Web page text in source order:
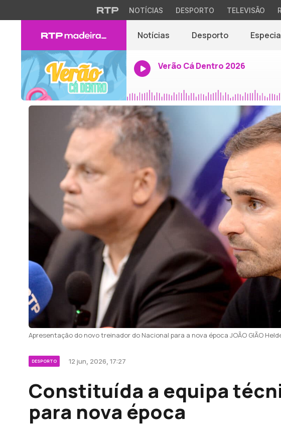
NOTÍCIAS DESPORTO TELEVISÃO
Notícias Desporto
Verão Cá Dentro 2026
Apresentação do novo treinador do Nacional para a nova época JOÃO GIÃO
DESPORTO 12 jun, 2026, 17:27
Constituída a equipa
para nova época